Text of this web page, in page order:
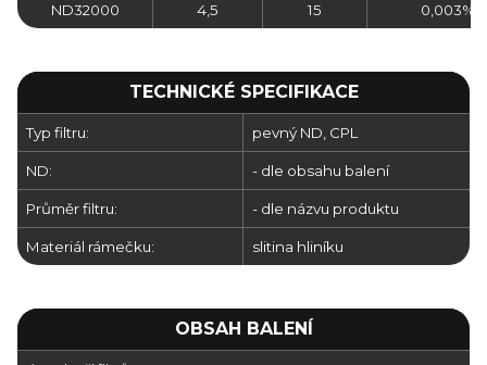
ND32000 4,5 15 0,003%
TECHNICKÉ SPECIFIKACE
Typ filtru: pevný ND, CPL
ND: - dle obsahu balení
Průměr filtru: - dle názvu produktu
Materiál rámečku: slitina hliníku
OBSAH BALENÍ